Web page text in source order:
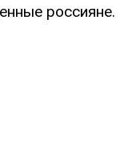
россияне.